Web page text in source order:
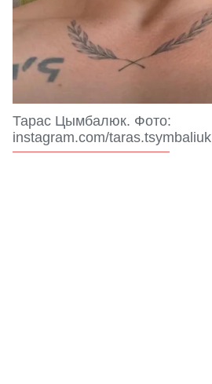
Тарас Цымбалюк. Фото:
instagram.com/taras.tsymbaliuk